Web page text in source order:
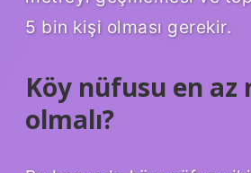
5 bin kişi olması gerekir.
Köy nüfusu en az
olmalı?